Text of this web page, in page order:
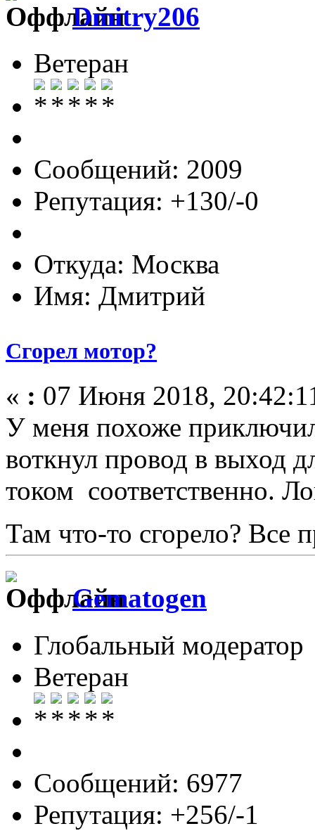
Dmitry206
Ветеран
Сообщений: 2009
Репутация: +130/-0
Откуда: Москва
Имя: Дмитрий
Сгорел мотор?
« : 07 Июня 2018,
У меня похоже
воткнул провод в выход
током соответственно.
Там что-то сгорело? Все
Gematogen
Глобальный модератор
Ветеран
Сообщений: 6977
Репутация: +256/-1